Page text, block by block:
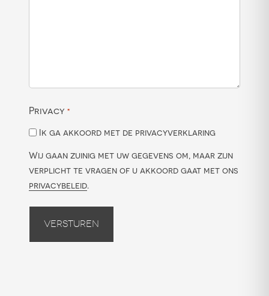
Privacy *
Ik ga akkoord met de privacyverklaring
Wij gaan zuinig met uw gegevens om, maar zijn
verplicht te vragen of u akkoord gaat met ons
privacybeleid.
Versturen